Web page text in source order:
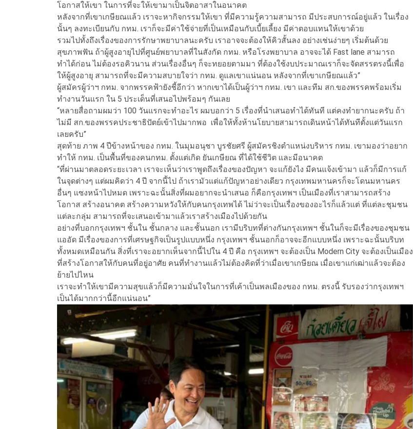
โอกาสให้เขา ในการที่จะให้เขามาเป็นจิตอาสาในอนาคต
หลังจากที่เขาเกษียณแล้ว เราจะหากิจกรรมให้เขา ที่มีความรู้ความสามารถ มีประสบการณ์อยู่แล้ว ในเรื่อง
นั้นๆ ลงทะเบียนกับ กทม. เราก็จะมีค่าใช้จ่ายที่เป็นเหมือนกับเบี้ยเลี้ยง มีค่าตอบแทนให้เขาด้วย
รวมไปทั้งถึงเรื่องของการรักษาพยาบาลนะครับ เราอาจจะต้องให้คิวสั้นลง อย่างเช่นง่ายๆ เริ่มต้นด้วย
สุขภาพฟัน ถ้าผู้สูงอายุไปที่ศูนย์พยาบาลที่ในสังกัด กทม. หรือโรงพยาบาล อาจจะได้ Fast lane สามารถ
ทำได้ก่อน ไม่ต้องรอคิวนาน ส่วนเรื่องอื่นๆ ก็จะทยอยตามมา ที่ต้องใช้งบประมาณเราก็จะจัดสรรตรงนี้เพื่อ
ให้ผู้สูงอายุ สามารถที่จะมีความสบายใจว่า กทม. ดูแลเขาแน่นอน หลังจากที่เขาเกษียณแล้ว”
ผู้สมัครผู้ว่าฯ กทม. จากพรรคฟ้ายังชี้อีกว่า หากเขาได้เป็นผู้ว่าฯ กทม. เขา และทีม สก.ของพรรคพร้อมเริ่ม
ทำงานวันแรก ใน 5 ประเด็นที่เสนอไปพร้อมๆ กันเลย
“หลายสื่อถามผมว่า 100 วันแรกจะทำอะไร ผมบอกว่า 5 เรื่องที่นำเสนอทำได้ทันที แต่คงทำยากนะครับ ถ้า
ไม่มี สก.ของพรรคประชาธิปัตย์เข้าไปมากพอ เพื่อให้ทั้งห้านโยบายสามารถเดินหน้าได้ทันทีตั้งแต่วันแรก
เลยครับ”
สุดท้าย ภาพ 4 ปีข้างหน้าของ กทม. ในมุมอนุชา บูรชัยศรี ผู้สมัครชิงตำแหน่งบริหาร กทม. เขามองว่าอยาก
ทำให้ กทม. เป็นพื้นที่ของคนกทม. ตั้งแต่เกิด ยันเกษียณ ที่ได้ใช้ชีวิต และมีอนาคต
“ที่ผ่านมาตลอดระยะเวลา เราจะเห็นว่าเราพูดถึงเรื่องของปัญหา จะแก้ยังไง มีคนแจ้งเข้ามา แล้วก็มีการแก้
ในจุดต่างๆ แต่ผมคิดว่า 4 ปี จากนี้ไป ถ้าเรามัวแต่แก้ปัญหาอย่างเดียว กรุงเทพมหานครก็จะโดนมหานคร
อื่นๆ แซงหน้าไปหมด เพราะฉะนั้นสิ่งที่ผมอยากจะนำเสนอ ก็คือกรุงเทพฯ เป็นเมืองที่เราสามารถสร้าง
โอกาส สร้างอนาคต สร้างความหวังให้กับคนกรุงเทพได้ ไม่ว่าจะเป็นเรื่องของอะไรก็แล้วแต่ ที่แต่ละชุมชน
แต่ละกลุ่ม สามารถที่จะเสนอเข้ามาแล้วเราสร้างเมืองไปด้วยกัน
อย่างที่บอกกรุงเทพฯ ชั้นใน ชั้นกลาง และชั้นนอก เรามีบริบทที่ต่างกันกรุงเทพฯ ชั้นในก็จะมีเรื่องของชุมชน
แออัด มีเรื่องของการที่เศรษฐกิจเป็นรูปแบบหนึ่ง กรุงเทพฯ ชั้นนอกก็อาจจะอีกแบบหนึ่ง เพราะฉะนั้นบริบท
ทั้งหมดเหมือนกัน สิ่งที่เราจะอยากเห็นจากนี้ไปใน 4 ปี คือ กรุงเทพฯ จะต้องเป็น Modern City จะต้องเป็นเมือง
ที่สร้างโอกาสให้กับคนที่อยู่อาศัย คนที่ทำงานแล้วไม่ต้องคิดที่ว่าเมื่อเขาเกษียณ เมื่อเขาแก่เฒ่าแล้วจะต้อง
ย้ายไปไหน
เราจะทำให้เขามีความสุขแล้วก็มีความมั่นใจในการที่เค้าเป็นพลเมืองของ กทม. ตรงนี้ รับรองว่ากรุงเทพฯ
เป็นได้มากกว่านี้อีกแน่นอน”